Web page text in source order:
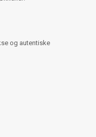
og autentiske